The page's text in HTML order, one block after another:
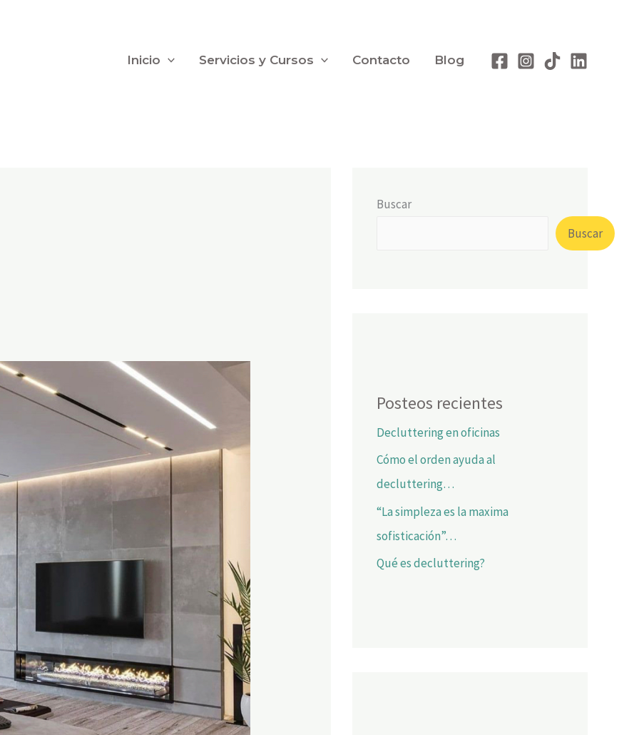
Inicio Servicios y Cursos Contacto Blog
Buscar
Buscar
Posteos recientes
Decluttering en oficinas
Cómo el orden ayuda al
decluttering…
“La simpleza es la maxima
sofisticación”…
Qué es decluttering?